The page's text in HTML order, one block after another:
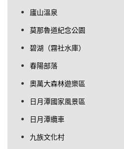
廬山溫泉
莫那魯道紀念公園
碧湖（霧社水庫）
春陽部落
奧萬大森林遊樂區
日月潭國家風景區
日月潭纜車
九族文化村